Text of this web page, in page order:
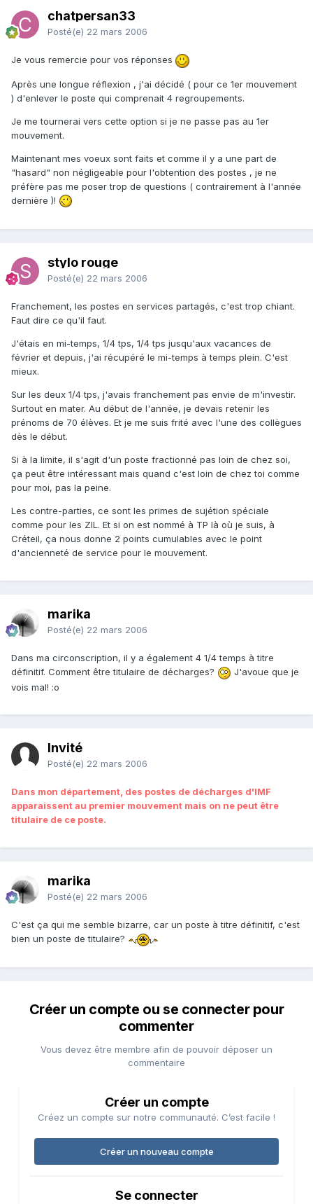
chatpersan33
Posté(e) 22 mars 2006
Je vous remercie pour vos réponses
Après une longue réflexion , j'ai décidé ( pour ce 1er mouvement
) d'enlever le poste qui comprenait 4 regroupements.
Je me tournerai vers cette option si je ne passe pas au 1er
mouvement.
Maintenant mes voeux sont faits et comme il y a une part de
"hasard" non négligeable pour l'obtention des postes , je ne
préfère pas me poser trop de questions ( contrairement à l'année
dernière )!
stylo rouge
Posté(e) 22 mars 2006
Franchement, les postes en services partagés, c'est trop chiant.
Faut dire ce qu'il faut.
J'étais en mi-temps, 1/4 tps, 1/4 tps jusqu'aux vacances de
février et depuis, j'ai récupéré le mi-temps à temps plein. C'est
mieux.
Sur les deux 1/4 tps, j'avais franchement pas envie de m'investir.
Surtout en mater. Au début de l'année, je devais retenir les
prénoms de 70 élèves. Et je me suis frité avec l'une des collègues
dès le début.
Si à la limite, il s'agit d'un poste fractionné pas loin de chez soi,
ça peut être intéressant mais quand c'est loin de chez toi comme
pour moi, pas la peine.
Les contre-parties, ce sont les primes de sujétion spéciale
comme pour les ZIL. Et si on est nommé à TP là où je suis, à
Créteil, ça nous donne 2 points cumulables avec le point
d'ancienneté de service pour le mouvement.
marika
Posté(e) 22 mars 2006
Dans ma circonscription, il y a également 4 1/4 temps à titre
définitif. Comment être titulaire de décharges?
J'avoue que je
vois mal! :o
Invité
Posté(e) 22 mars 2006
Dans mon département, des postes de décharges d'IMF
apparaissent au premier mouvement mais on ne peut être
titulaire de ce poste.
marika
Posté(e) 22 mars 2006
C'est ça qui me semble bizarre, car un poste à titre définitif, c'est
bien un poste de titulaire?
Créer un compte ou se connecter pour
commenter
Vous devez être membre afin de pouvoir déposer un
commentaire
Créer un compte
Créez un compte sur notre communauté. C’est facile !
Créer un nouveau compte
Se connecter